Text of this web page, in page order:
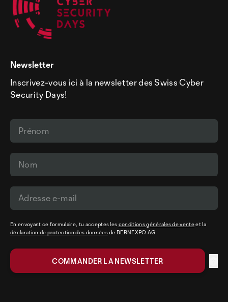
Newsletter
Inscrivez-vous ici à la newsletter des Swiss Cyber
Security Days!
En envoyant ce formulaire, tu acceptes les conditions générales de venteet la
déclaration de protection des donnéesde BERNEXPO AG